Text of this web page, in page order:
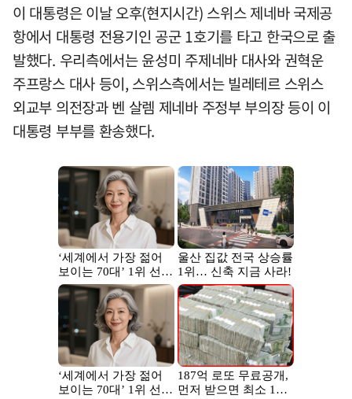
이 대통령은 이날 오후(현지시간) 스위스 제네바 국제공
항에서 대통령 전용기인 공군 1호기를 타고 한국으로 출
발했다. 우리측에서는 윤성미 주제네바 대사와 권혁운
주프랑스 대사 등이, 스위스측에서는 빌레테르 스위스
외교부 의전장과 벤 살렘 제네바 주정부 부의장 등이 이
대통령 부부를 환송했다.